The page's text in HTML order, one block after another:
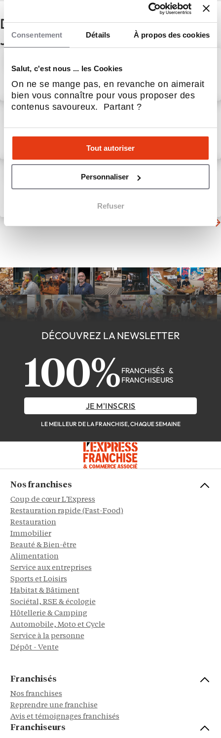
Consentement Détails À propos des cookies
Salut, c'est nous ... les Cookies
On ne se mange pas, en revanche on aimerait
bien vous connaître pour vous proposer des
contenus savoureux. Partant ?
Tout autoriser
Personnaliser
Refuser
D'autres actualités du secteur
Jeunes Réseaux
développement et recherche
ses futurs franchisés partout
en France
31 Juil 2026 Jeunes Réseaux
Témoignage de Frédéric
Tours
21 Juil 2026Jeunes Réseaux
Cap sur Chartres avec
Guillaume Dumast, franchisé
Pestaly
Jeunes Réseaux
DÉCOUVREZ LA NEWSLETTER
100% FRANCHISÉS &
FRANCHISEURS
JE M'INSCRIS
LE MEILLEUR DE LA FRANCHISE, CHAQUE SEMAINE
Nos franchises
Coup de cœur L'Express
Restauration rapide (Fast-Food)
Restauration
Immobilier
Beauté & Bien-être
Alimentation
Service aux entreprises
Sports et Loisirs
Habitat & Bâtiment
Sociétal, RSE & écologie
Hôtellerie & Camping
Automobile, Moto et Cycle
Service à la personne
Dépôt - Vente
Franchisés
Nos franchises
Reprendre une franchise
Avis et témoignages franchisés
Franchiseurs